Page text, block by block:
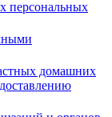
персональных
домашних